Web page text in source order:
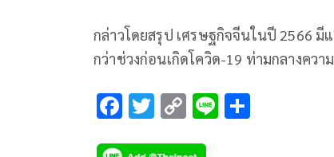
กล่าวโดยสรุป เศรษฐกิจจีนในปี 2566 มี
กว่าช่วงก่อนเกิดโควิด-19 ท่ามกลางคว
F T C Li